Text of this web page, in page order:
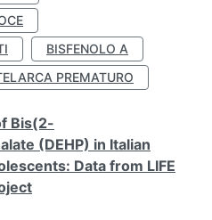
BISFENOLO A
PREMATURO
Bis(2-
(DEHP) in Italian
Data from LIFE